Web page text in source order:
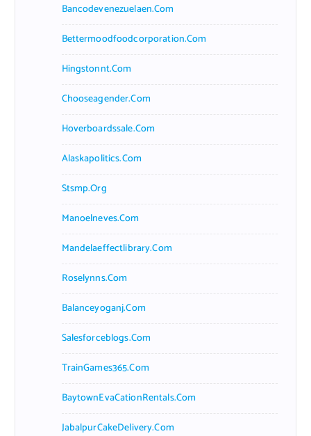
Bancodevenezuelaen.com
Bettermoodfoodcorporation.com
Hingstonnt.com
Chooseagender.com
Hoverboardssale.com
Alaskapolitics.com
Stsmp.org
Manoelneves.com
Mandelaeffectlibrary.com
Roselynns.com
Balanceyoganj.com
Salesforceblogs.com
TrainGames365.com
BaytownEvaCationRentals.com
JabalpurCakeDelivery.com